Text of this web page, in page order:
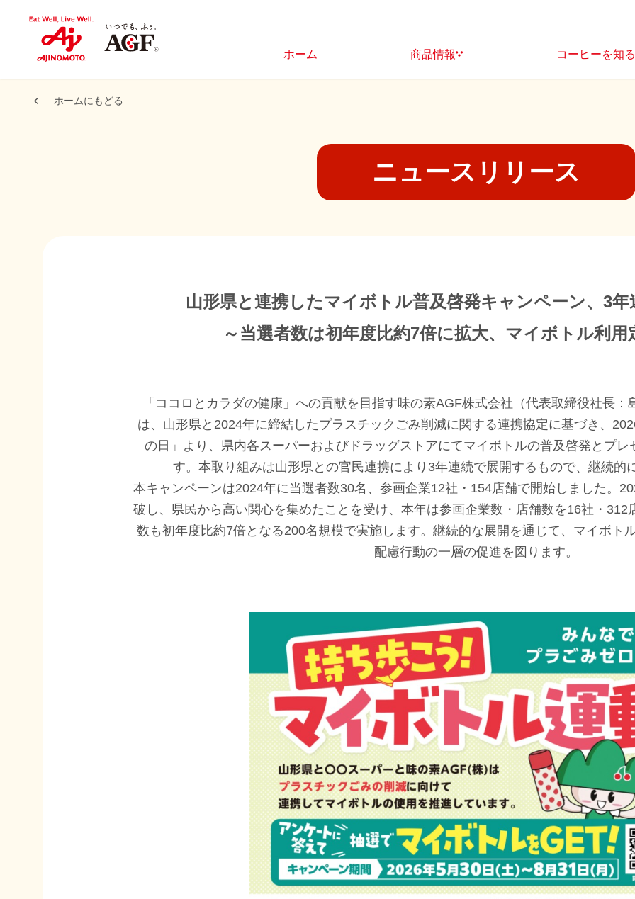
ホーム 商品情報 コーヒーを知
ホームにもどる
ニュースリリース
山形県と連携したマイボトル普及啓発キャンペーン、3
～当選者数は初年度比約7倍に拡大、マイボトル利用
「ココロとカラダの健康」への貢献を目指す味の素AGF株式会社（代表取締役社長
は、山形県と2024年に締結したプラスチックごみ削減に関する連携協定に基づき、
の日」より、県内各スーパーおよびドラッグストアにてマイボトルの普及啓発とプ
す。本取り組みは山形県との官民連携により3年連続で展開するもので、継続的
本キャンペーンは2024年に当選者数30名、参画企業12社・154店舗で開始しました。
破し、県民から高い関心を集めたことを受け、本年は参画企業数・店舗数を16社・312
数も初年度比約7倍となる200名規模で実施します。継続的な展開を通じて、マイボト
配慮行動の一層の促進を図ります。